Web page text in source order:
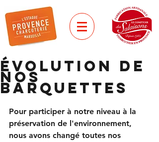
ÉVOLUTION DE
NOS
BARQUETTES
Pour participer à notre niveau à la
préservation de l'environnement,
nous avons changé toutes nos